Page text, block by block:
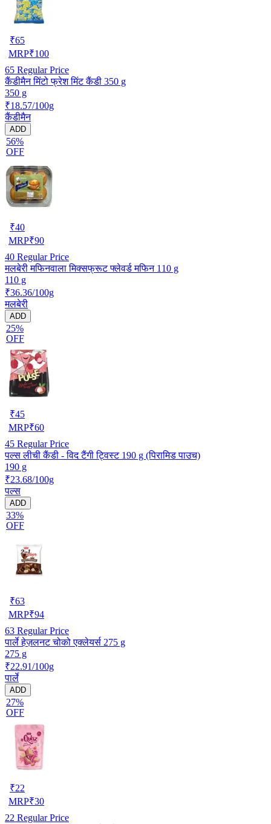
₹65
MRP₹100
65 Regular Price
कैंडीमैन मिंटो फ्रेश मिंट कैंडी 350 g
350 g
₹18.57/100g
कैंडीमैन
ADD
56%
OFF
₹40
MRP₹90
40 Regular Price
मलबेरी मफिनवाला मिक्सफ्रूट फ्लेवर्ड मफिन 110 g
110 g
₹36.36/100g
मलबेरी
ADD
25%
OFF
₹45
MRP₹60
45 Regular Price
पल्स लीची कैंडी - विद टैंगी ट्विस्ट 190 g (पिरामिड पाउच)
190 g
₹23.68/100g
पल्स
ADD
33%
OFF
₹63
MRP₹94
63 Regular Price
पार्ले हेज़लनट चोको एक्लेयर्स 275 g
275 g
₹22.91/100g
पार्ले
ADD
27%
OFF
₹22
MRP₹30
22 Regular Price